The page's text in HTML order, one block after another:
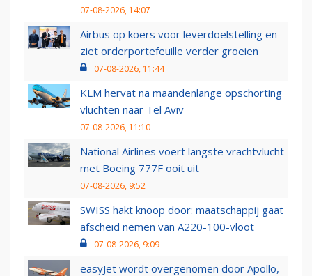
07-08-2026, 14:07
Airbus op koers voor leverdoelstelling en
ziet orderportefeuille verder groeien
07-08-2026, 11:44
KLM hervat na maandenlange opschorting
vluchten naar Tel Aviv
07-08-2026, 11:10
National Airlines voert langste vrachtvlucht
met Boeing 777F ooit uit
07-08-2026, 9:52
SWISS hakt knoop door: maatschappij gaat
afscheid nemen van A220-100-vloot
07-08-2026, 9:09
easyJet wordt overgenomen door Apollo,